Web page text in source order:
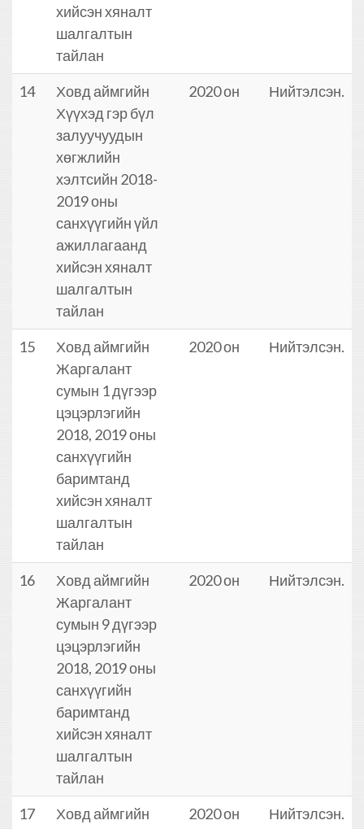
хийсэн хяналт
шалгалтын
тайлан
14
Ховд аймгийн
Хүүхэд гэр бүл
залуучуудын
хөгжлийн
хэлтсийн 2018-
2019 оны
санхүүгийн үйл
ажиллагаанд
хийсэн хяналт
шалгалтын
тайлан
2020 он Нийтэлсэн.
15
Ховд аймгийн
Жаргалант
сумын 1 дүгээр
цэцэрлэгийн
2018, 2019 оны
санхүүгийн
баримтанд
хийсэн хяналт
шалгалтын
тайлан
2020 он Нийтэлсэн.
16
Ховд аймгийн
Жаргалант
сумын 9 дүгээр
цэцэрлэгийн
2018, 2019 оны
санхүүгийн
баримтанд
хийсэн хяналт
шалгалтын
тайлан
2020 он Нийтэлсэн.
17
Ховд аймгийн
2020 он Нийтэлсэн.